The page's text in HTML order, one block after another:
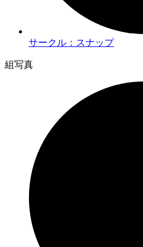
サークル：スナップ
組写真